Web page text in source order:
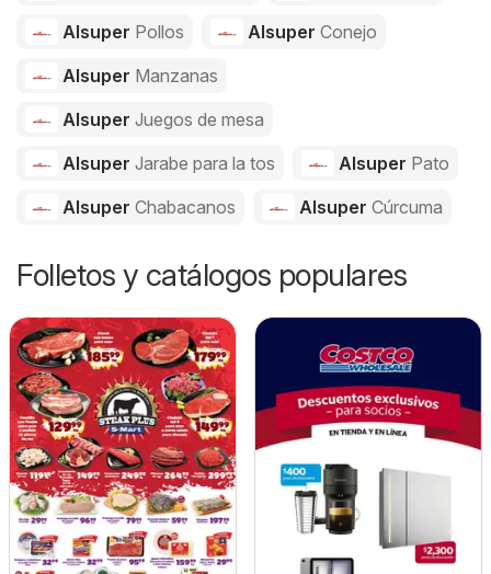
Alsuper Pollos Alsuper Conejo
Alsuper Manzanas
Alsuper Juegos de mesa
Alsuper Jarabe para la tos Alsuper Pato
Alsuper Chabacanos Alsuper Cúrcuma
Folletos y catálogos populares